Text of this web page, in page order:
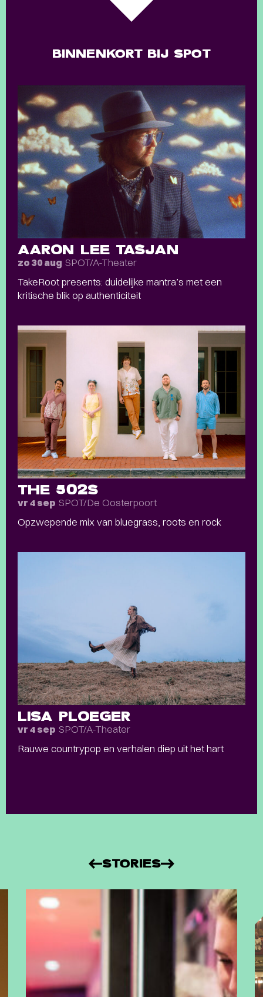
BINNENKORT BIJ SPOT
AARON LEE TASJAN
zo 30 aug SPOT/A-Theater
TakeRoot presents: duidelijke mantra’s met een
kritische blik op authenticiteit
THE 502S
vr 4 sep SPOT/De Oosterpoort
Opzwepende mix van bluegrass, roots en rock
LISA PLOEGER
vr 4 sep SPOT/A-Theater
Rauwe countrypop en verhalen diep uit het hart
STORIES